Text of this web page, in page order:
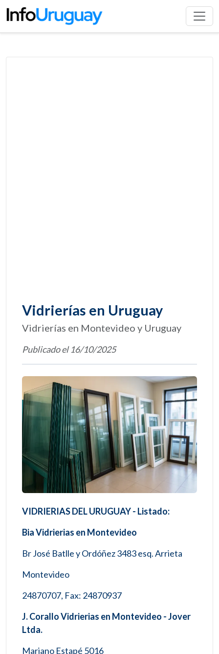
Vidrierías en Uruguay
Vidrierías en Montevideo y Uruguay
Publicado el 16/10/2025
VIDRIERIAS DEL URUGUAY - Listado:
Bia Vidrierias en Montevideo
Br José Batlle y Ordóñez 3483 esq. Arrieta
Montevideo
24870707, Fax: 24870937
J. Corallo Vidrierias en Montevideo - Jover
Ltda.
Mariano Estapé 5016